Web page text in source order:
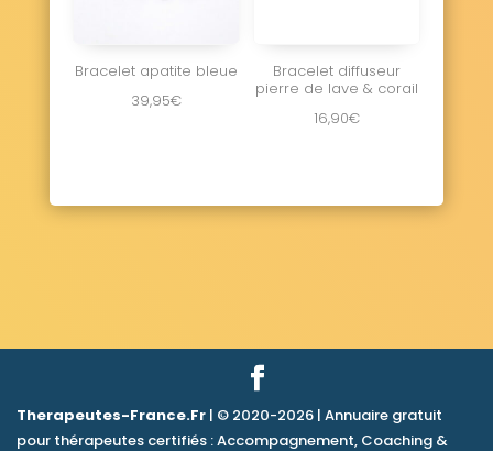
Bracelet apatite bleue
39,95€
Bracelet diffuseur
pierre de lave & corail
16,90€
Therapeutes-France.Fr | © 2020-2026 | Annuaire gratuit
pour thérapeutes certifiés : Accompagnement, Coaching &